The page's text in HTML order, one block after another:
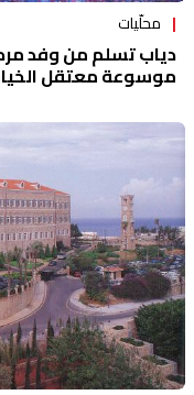
محلّيات
دياب تسلم من وفد
موسوعة معتقل